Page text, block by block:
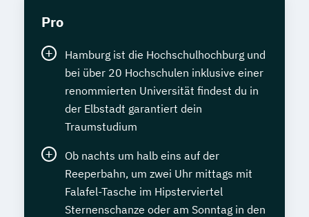
Pro
Hamburg ist die Hochschulhochburg und
bei über 20 Hochschulen inklusive einer
renommierten Universität findest du in
der Elbstadt garantiert dein
Traumstudium
Ob nachts um halb eins auf der
Reeperbahn, um zwei Uhr mittags mit
Falafel-Tasche im Hipsterviertel
Sternenschanze oder am Sonntag in den